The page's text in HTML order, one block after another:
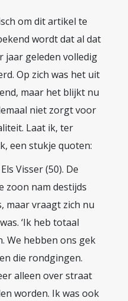
om dit artikel te
wordt dat al dat
jaar geleden volledig
Op zich was het uit
maar het blijkt nu
niet zorgt voor
Laat ik, ter
een stukje quoten:
Visser (50). De
zoon nam destijds
maar vraagt zich nu
‘Ik heb totaal
We hebben ons gek
die rondgingen.
alleen over straat
worden. Ik was ook